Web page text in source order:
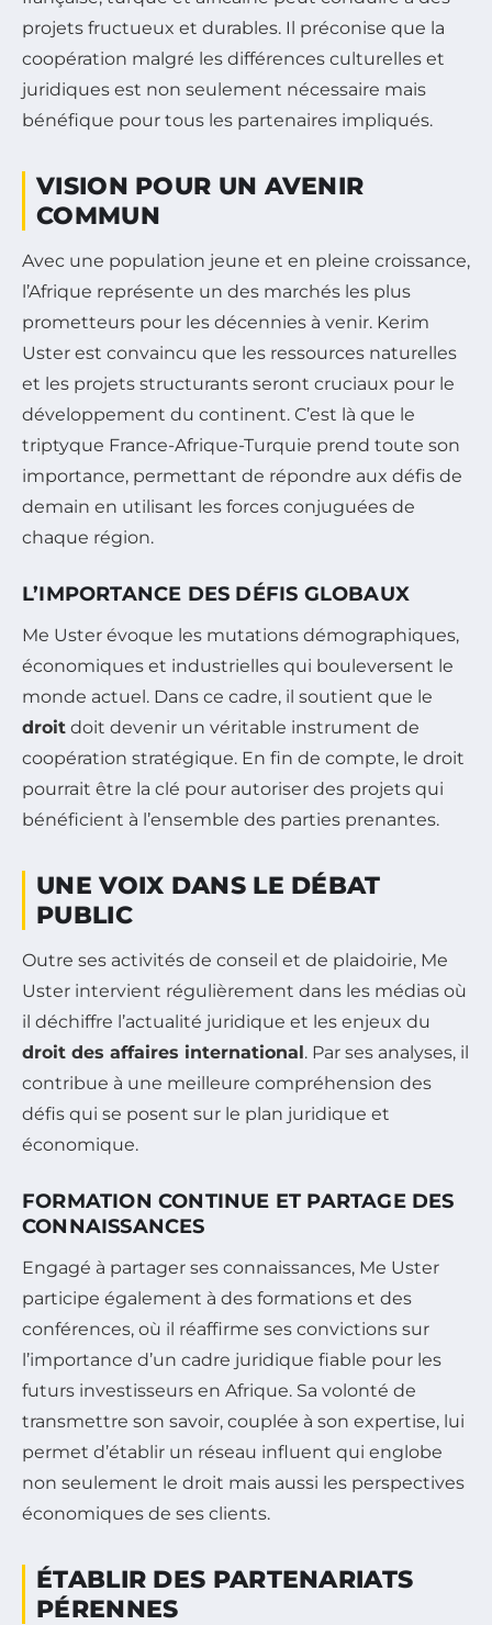
projets fructueux et durables. Il préconise que la
coopération malgré les différences culturelles et
juridiques est non seulement nécessaire mais
bénéfique pour tous les partenaires impliqués.
VISION POUR UN AVENIR
COMMUN
Avec une population jeune et en pleine croissance,
l’Afrique représente un des marchés les plus
prometteurs pour les décennies à venir. Kerim
Uster est convaincu que les ressources naturelles
et les projets structurants seront cruciaux pour le
développement du continent. C’est là que le
triptyque France-Afrique-Turquie prend toute son
importance, permettant de répondre aux défis de
demain en utilisant les forces conjuguées de
chaque région.
L’IMPORTANCE DES DÉFIS GLOBAUX
Me Uster évoque les mutations démographiques,
économiques et industrielles qui bouleversent le
monde actuel. Dans ce cadre, il soutient que le
droit doit devenir un véritable instrument de
coopération stratégique. En fin de compte, le droit
pourrait être la clé pour autoriser des projets qui
bénéficient à l’ensemble des parties prenantes.
UNE VOIX DANS LE DÉBAT
PUBLIC
Outre ses activités de conseil et de plaidoirie, Me
Uster intervient régulièrement dans les médias où
il déchiffre l’actualité juridique et les enjeux du
droit des affaires international. Par ses analyses, il
contribue à une meilleure compréhension des
défis qui se posent sur le plan juridique et
économique.
FORMATION CONTINUE ET PARTAGE DES
CONNAISSANCES
Engagé à partager ses connaissances, Me Uster
participe également à des formations et des
conférences, où il réaffirme ses convictions sur
l’importance d’un cadre juridique fiable pour les
futurs investisseurs en Afrique. Sa volonté de
transmettre son savoir, couplée à son expertise, lui
permet d’établir un réseau influent qui englobe
non seulement le droit mais aussi les perspectives
économiques de ses clients.
ÉTABLIR DES PARTENARIATS
PÉRENNES